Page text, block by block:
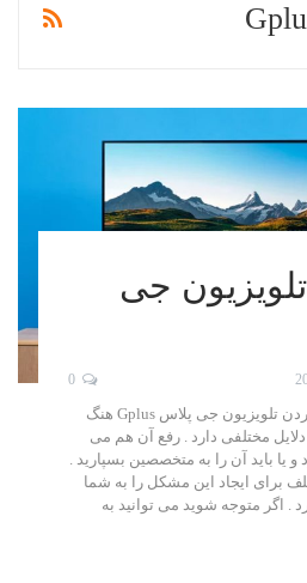
جی
0
دلایل مختلف و رفع هنگ کردن تلویزیون جی پلاس Gplus هنگ
مختلفی دارد . رفع آن هم می
یا باید آن را به متخصصین بسپارید .
برای ایجاد این مشکل را به شما
. اگر متوجه شوید می توانید به